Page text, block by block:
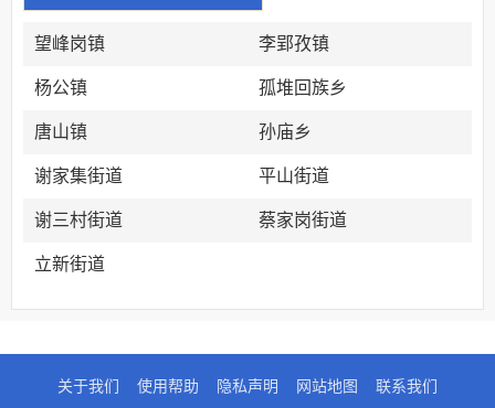
望峰岗镇 李郢孜镇
杨公镇 孤堆回族乡
唐山镇 孙庙乡
谢家集街道 平山街道
谢三村街道 蔡家岗街道
立新街道
关于我们 使用帮助 隐私声明 网站地图 联系我们